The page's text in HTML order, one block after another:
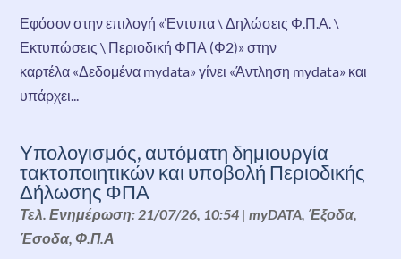
Εφόσον στην επιλογή «Έντυπα \ Δηλώσεις Φ.Π.Α. \
Εκτυπώσεις \ Περιοδική ΦΠΑ (Φ2)» στην
καρτέλα «Δεδομένα mydata» γίνει «Άντληση mydata» και
υπάρχει...
Υπολογισμός, αυτόματη δημιουργία
τακτοποιητικών και υποβολή Περιοδικής
Δήλωσης ΦΠΑ
Τελ. Ενημέρωση: 21/07/26, 10:54 |myDATA, Έξοδα,
Έσοδα,Φ.Π.Α